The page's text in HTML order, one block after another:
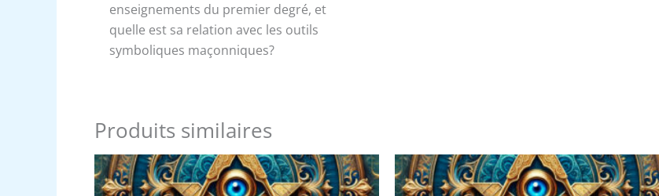
enseignements du premier degré, et
quelle est sa relation avec les outils
symboliques maçonniques?
Produits similaires